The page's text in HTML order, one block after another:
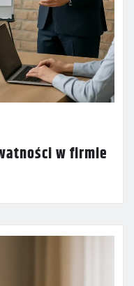
w firmie